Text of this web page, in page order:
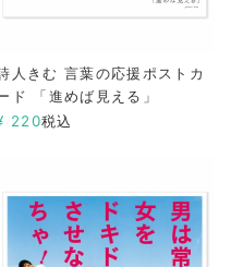
人きむ 言葉の応援ポストカ
ド 「進めば見える」
220税込